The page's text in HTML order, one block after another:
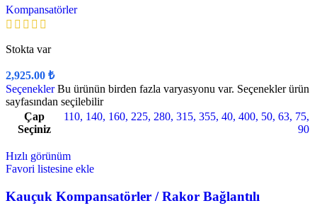
Kompansatörler
Stokta var
2,925.00 ₺
Seçenekler Bu ürünün birden fazla varyasyonu var. Seçenekler ürün
sayfasından seçilebilir
Çap
Seçiniz
110, 140, 160, 225, 280, 315, 355, 40, 400, 50, 63, 75,
90
Hızlı görünüm
Favori listesine ekle
Kauçuk Kompansatörler / Rakor Bağlantılı